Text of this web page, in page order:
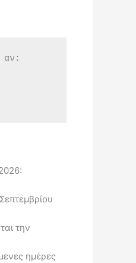
αν:
την
ημέρες